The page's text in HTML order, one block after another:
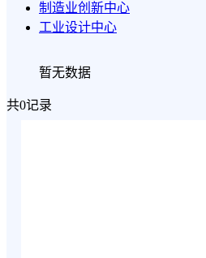
制造业创新中心
工业设计中心
暂无数据
共0记录